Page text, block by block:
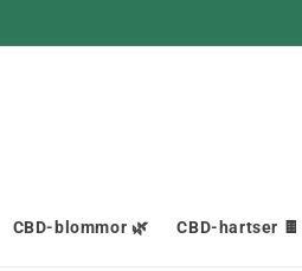
CBD-blommor 🌿 CBD-hartser 🍫